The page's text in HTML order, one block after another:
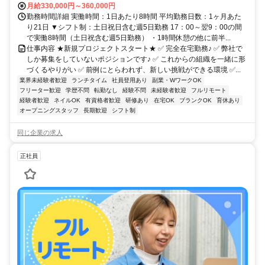
月給330,000円～360,000円
勤務時間詳細 実働時間：1日あたり8時間 平均勤務日数：1ヶ月あた
り21日 ▼シフト制：土日祝日含む週5日勤務 17：00～翌9：00の間
で実働8時間（土日祝含む週5日勤務） ・1時間休憩の他に前半...
仕事内容 ★新規プロジェクトスタート★ ✅ 完全在宅勤務♪ ✅ 弊社で
しか募集をしていないポジションです♪ ✅ これからの組織を一緒に形
づくるやりがい ✅ 前例にとらわれず、新しい挑戦ができる環境 ✅...
業界未経験者歓迎 ランチタイム 社員登用あり
副業・WワークOK
フリーター歓迎
学歴不問 転勤なし 経験不問 未経験者歓迎
フルリモート
経験者歓迎
ネイルOK 有資格者歓迎 研修あり 在宅OK ブランクOK
育休あり
オープニングスタッフ
長期歓迎 シフト制
同じ企業の求人
正社員